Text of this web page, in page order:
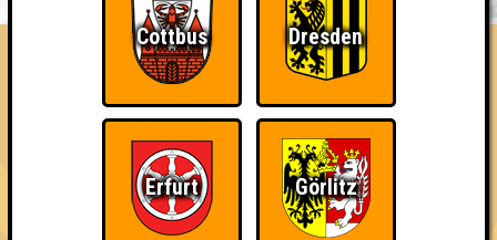
FAQ ÜBER UNS
Topp, die Fette grillt!
Errungenschaften
Kleiner Hinweis: bei uns sind Teams, die in einem Stechen
verlieren, trotzdem auf dem 1. Platz - den haben sie sich
schließlich verdient! Entsprechend gibt es für diese auch
Errungenschaften für den 1. Platz.
Cottbus Dresden
Erfurt Görlitz